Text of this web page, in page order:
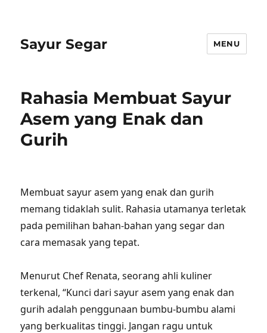
Sayur Segar MENU
Rahasia Membuat Sayur
Asem yang Enak dan
Gurih
Membuat sayur asem yang enak dan gurih
memang tidaklah sulit. Rahasia utamanya terletak
pada pemilihan bahan-bahan yang segar dan
cara memasak yang tepat.
Menurut Chef Renata, seorang ahli kuliner
terkenal, “Kunci dari sayur asem yang enak dan
gurih adalah penggunaan bumbu-bumbu alami
yang berkualitas tinggi. Jangan ragu untuk